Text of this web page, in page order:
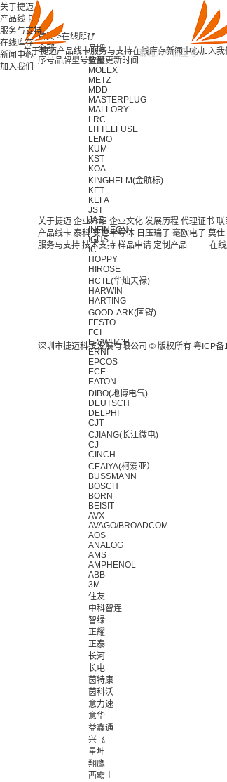
关于捷迈产品线卡服务与支持在线库存新闻中心加入我
关于捷迈
产品线卡
服务与支持
在线库存
新闻中心
加入我们
首页 >在线库存
全部
品牌
全部
MOLEX
METZ
MDD
MASTERPLUG
MALLORY
LRC
LITTELFUSE
LEMO
KUM
KST
KOA
KINGHELM(金航标)
KET
KEFA
JST
JAE
INFINEON
IGUS
IC
HOPPY
HIROSE
HCTL(华灿天禄)
HARWIN
HARTING
GOOD-ARK(固锝)
FESTO
FCI
E-SWITCH
ERNI
EPCOS
ECE
EATON
DIBO(地博电气)
DEUTSCH
DELPHI
CJT
CJIANG(长江微电)
CJ
CINCH
CEAIYA(柯爱亚）
BUSSMANN
BOSCH
BORN
BEISIT
AVX
AVAGO/BROADCOM
AOS
ANALOG
AMS
AMPHENOL
ABB
3M
住友
中科智连
智绿
正耀
正泰
长河
长电
茵特康
茵科沃
意力速
意华
益鑫通
兴飞
星坤
翔鹰
西霸士
序号品牌型号数量更新时间
关于捷迈 企业介绍 企业文化 发展历程 代理证书 联
产品线卡 泰科 安世半导体 日压瑞子 毫欧电子 莫仕
服务与支持 技术支持 样品申请 定制产品 在
深圳市捷迈科技发展有限公司 © 版权所有 粤ICP备